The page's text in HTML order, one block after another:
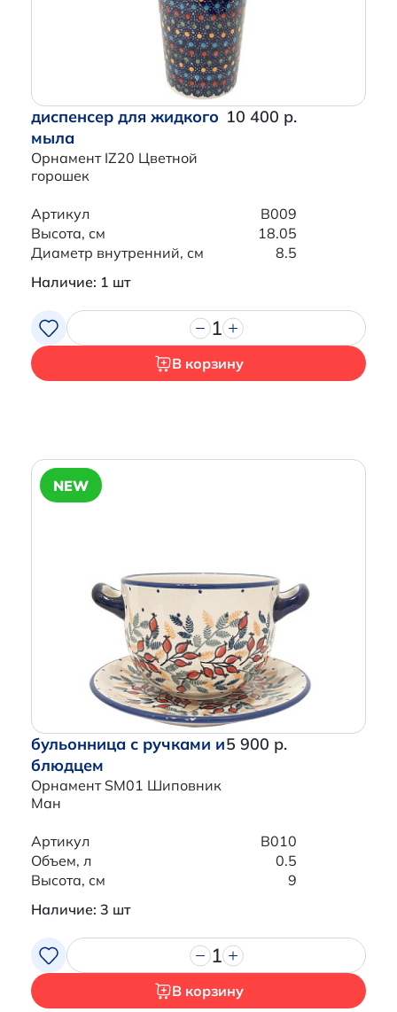
диспенсер для жидкого
мыла
Орнамент IZ20 Цветной
горошек
10 400 р.
Артикул
B009
Высота, см
18.05
Диаметр внутренний, см
8.5
Наличие: 1 шт
1
В корзину
NEW
бульонница с ручками и
блюдцем
Орнамент SM01 Шиповник
Ман
5 900 р.
Артикул
B010
Объем, л
0.5
Высота, см
9
Наличие: 3 шт
1
В корзину